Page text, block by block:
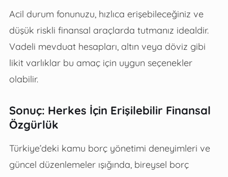
Acil durum fonunuzu, hızlıca erişebileceğiniz ve
düşük riskli finansal araçlarda tutmanız idealdir.
Vadeli mevduat hesapları, altın veya döviz gibi
likit varlıklar bu amaç için uygun seçenekler
olabilir.
Sonuç: Herkes İçin Erişilebilir Finansal
Özgürlük
Türkiye’deki kamu borç yönetimi deneyimleri ve
güncel düzenlemeler ışığında, bireysel borç